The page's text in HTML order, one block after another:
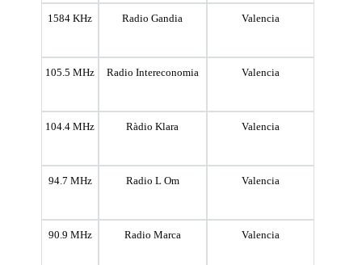
1584 KHz Radio Gandia Valencia
105.5 MHz Radio Intereconomia Valencia
104.4 MHz Ràdio Klara Valencia
94.7 MHz Radio L Om Valencia
90.9 MHz Radio Marca Valencia